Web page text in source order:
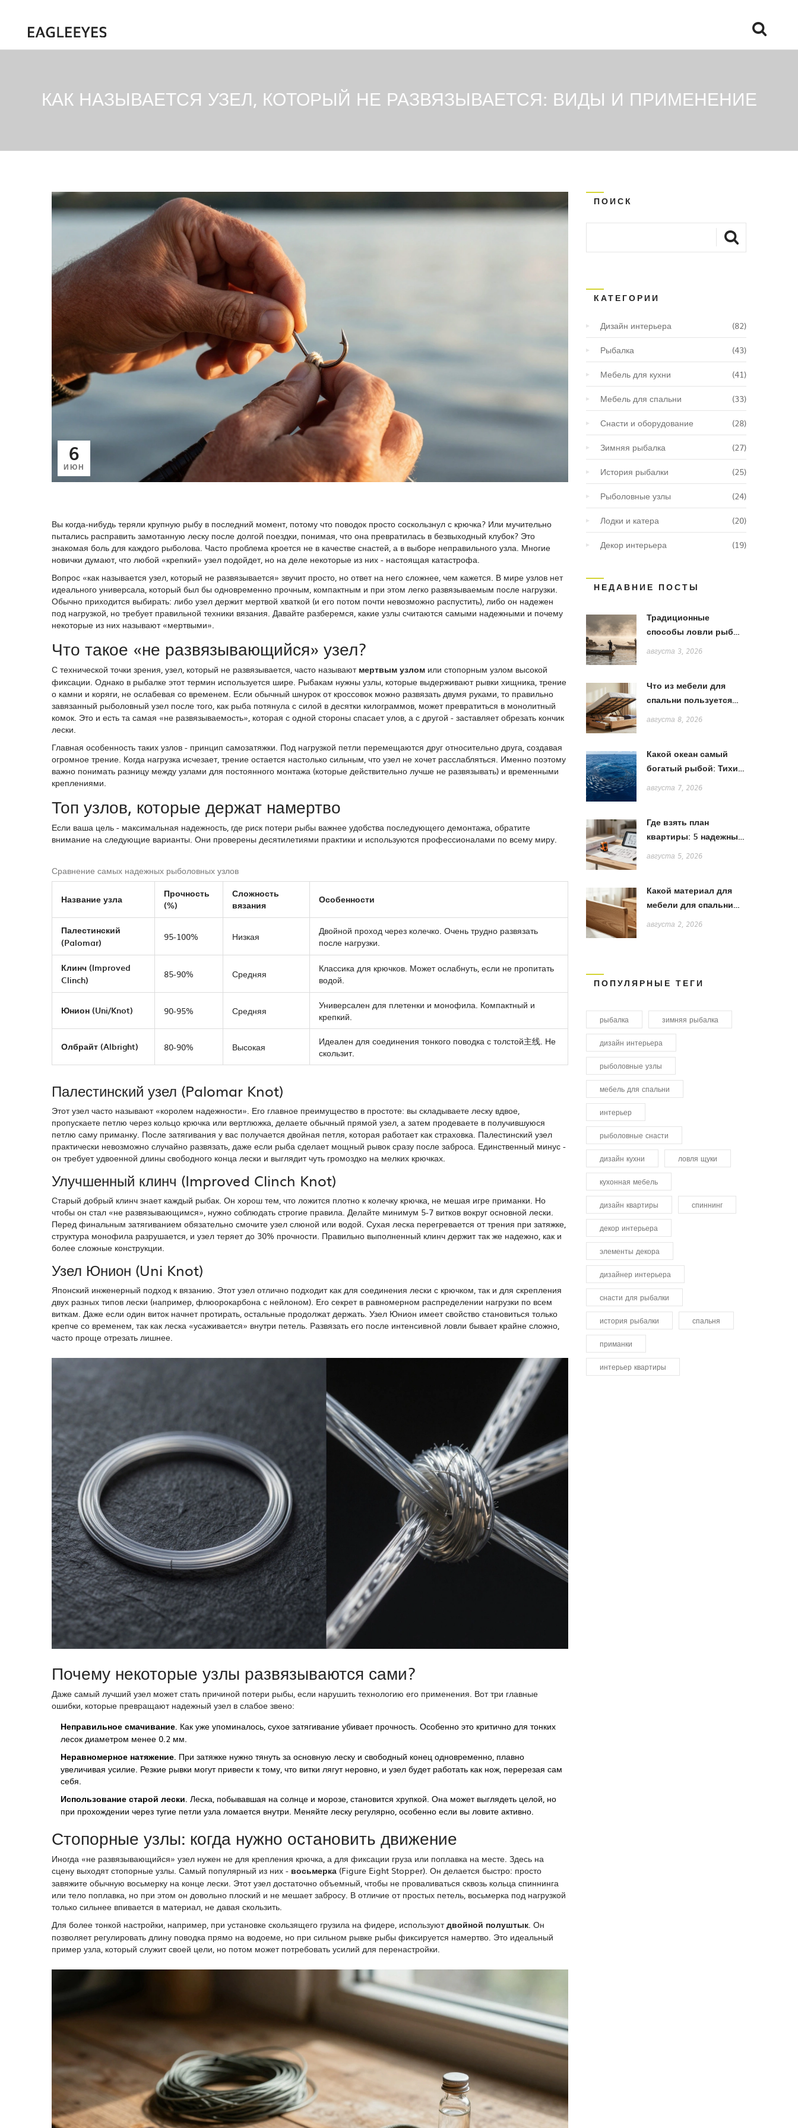
КАК НАЗЫВАЕТСЯ УЗЕЛ, КОТОРЫЙ НЕ РАЗВЯЗЫВАЕТСЯ: ВИДЫ И ПРИМЕНЕНИЕ
6
ИЮН
Вы когда-нибудь теряли крупную рыбу в последний момент, потому что поводок просто соскользнул с крючка? Или мучительно
пытались расправить замотанную леску после долгой поездки, понимая, что она превратилась в безвыходный клубок? Это
знакомая боль для каждого рыболова. Часто проблема кроется не в качестве снастей, а в выборе неправильного узла. Многие
новички думают, что любой «крепкий» узел подойдет, но на деле некоторые из них - настоящая катастрофа.
Вопрос «как называется узел, который не развязывается» звучит просто, но ответ на него сложнее, чем кажется. В мире узлов нет
идеального универсала, который был бы одновременно прочным, компактным и при этом легко развязываемым после нагрузки.
Обычно приходится выбирать: либо узел держит мертвой хваткой (и его потом почти невозможно распустить), либо он надежен
под нагрузкой, но требует правильной техники вязания. Давайте разберемся, какие узлы считаются самыми надежными и почему
некоторые из них называют «мертвыми».
Что такое «не развязывающийся» узел?
С технической точки зрения, узел, который не развязывается, часто называют мертвым узлом или стопорным узлом высокой
фиксации. Однако в рыбалке этот термин используется шире. Рыбакам нужны узлы, которые выдерживают рывки хищника, трение
о камни и коряги, не ослабевая со временем. Если обычный шнурок от кроссовок можно развязать двумя руками, то правильно
завязанный рыболовный узел после того, как рыба потянула с силой в десятки килограммов, может превратиться в монолитный
комок. Это и есть та самая «не развязываемость», которая с одной стороны спасает улов, а с другой - заставляет обрезать кончик
лески.
Главная особенность таких узлов - принцип самозатяжки. Под нагрузкой петли перемещаются друг относительно друга, создавая
огромное трение. Когда нагрузка исчезает, трение остается настолько сильным, что узел не хочет расслабляться. Именно поэтому
важно понимать разницу между узлами для постоянного монтажа (которые действительно лучше не развязывать) и временными
креплениями.
Топ узлов, которые держат намертво
Если ваша цель - максимальная надежность, где риск потери рыбы важнее удобства последующего демонтажа, обратите
внимание на следующие варианты. Они проверены десятилетиями практики и используются профессионалами по всему миру.
Сравнение самых надежных рыболовных узлов
Название узла
Прочность
(%)
Сложность
вязания
Особенности
Палестинский
(Palomar)
95-100% Низкая
Двойной проход через колечко. Очень трудно развязать
после нагрузки.
Клинч (Improved
Clinch)
85-90% Средняя
Классика для крючков. Может ослабнуть, если не пропитать
водой.
Юнион (Uni/Knot) 90-95% Средняя
Универсален для плетенки и монофила. Компактный и
крепкий.
Олбрайт (Albright) 80-90% Высокая
Идеален для соединения тонкого поводка с толстой主线. Не
скользит.
Палестинский узел (Palomar Knot)
Этот узел часто называют «королем надежности». Его главное преимущество в простоте: вы складываете леску вдвое,
пропускаете петлю через кольцо крючка или вертлюжка, делаете обычный прямой узел, а затем продеваете в получившуюся
петлю саму приманку. После затягивания у вас получается двойная петля, которая работает как страховка. Палестинский узел
практически невозможно случайно развязать, даже если рыба сделает мощный рывок сразу после заброса. Единственный минус -
он требует удвоенной длины свободного конца лески и выглядит чуть громоздко на мелких крючках.
Улучшенный клинч (Improved Clinch Knot)
Старый добрый клинч знает каждый рыбак. Он хорош тем, что ложится плотно к колечку крючка, не мешая игре приманки. Но
чтобы он стал «не развязывающимся», нужно соблюдать строгие правила. Делайте минимум 5-7 витков вокруг основной лески.
Перед финальным затягиванием обязательно смочите узел слюной или водой. Сухая леска перегревается от трения при затяжке,
структура монофила разрушается, и узел теряет до 30% прочности. Правильно выполненный клинч держит так же надежно, как и
более сложные конструкции.
Узел Юнион (Uni Knot)
Японский инженерный подход к вязанию. Этот узел отлично подходит как для соединения лески с крючком, так и для скрепления
двух разных типов лески (например, флюорокарбона с нейлоном). Его секрет в равномерном распределении нагрузки по всем
виткам. Даже если один виток начнет протирать, остальные продолжат держать. Узел Юнион имеет свойство становиться только
крепче со временем, так как леска «усаживается» внутри петель. Развязать его после интенсивной ловли бывает крайне сложно,
часто проще отрезать лишнее.
Почему некоторые узлы развязываются сами?
Даже самый лучший узел может стать причиной потери рыбы, если нарушить технологию его применения. Вот три главные
ошибки, которые превращают надежный узел в слабое звено:
Неправильное смачивание. Как уже упоминалось, сухое затягивание убивает прочность. Особенно это критично для тонких
лесок диаметром менее 0.2 мм.
Неравномерное натяжение. При затяжке нужно тянуть за основную леску и свободный конец одновременно, плавно
увеличивая усилие. Резкие рывки могут привести к тому, что витки лягут неровно, и узел будет работать как нож, перерезая сам
себя.
Использование старой лески. Леска, побывавшая на солнце и морозе, становится хрупкой. Она может выглядеть целой, но
при прохождении через тугие петли узла ломается внутри. Меняйте леску регулярно, особенно если вы ловите активно.
Стопорные узлы: когда нужно остановить движение
Иногда «не развязывающийся» узел нужен не для крепления крючка, а для фиксации груза или поплавка на месте. Здесь на
сцену выходят стопорные узлы. Самый популярный из них - восьмерка (Figure Eight Stopper). Он делается быстро: просто
завяжите обычную восьмерку на конце лески. Этот узел достаточно объемный, чтобы не проваливаться сквозь кольца спиннинга
или тело поплавка, но при этом он довольно плоский и не мешает забросу. В отличие от простых петель, восьмерка под нагрузкой
только сильнее впивается в материал, не давая скользить.
Для более тонкой настройки, например, при установке скользящего грузила на фидере, используютдвойной полуштык . Он
позволяет регулировать длину поводка прямо на водоеме, но при сильном рывке рыбы фиксируется намертво. Это идеальный
пример узла, который служит своей цели, но потом может потребовать усилий для перенастройки.
ПОИСК
КАТЕГОРИИ
Дизайн интерьера (82)
Рыбалка (43)
Мебель для кухни (41)
Мебель для спальни (33)
Снасти и оборудование (28)
Зимняя рыбалка (27)
История рыбалки (25)
Рыболовные узлы (24)
Лодки и катера (20)
Декор интерьера (19)
НЕДАВНИЕ ПОСТЫ
Традиционные
способы ловли рыбы
в Японии: от жаберных
августа 3, 2026
Что из мебели для
спальни пользуется
спросом в 2026 году:
августа 8, 2026
Какой океан самый
богатый рыбой: Тихий,
Атлантический или
августа 7, 2026
Где взять план
квартиры: 5 надежных
способов получить
августа 5, 2026
Какой материал для
мебели для спальни
лучше: сравнение
августа 2, 2026
ПОПУЛЯРНЫЕ ТЕГИ
рыбалка зимняя рыбалка
дизайн интерьера
рыболовные узлы
мебель для спальни
интерьер
рыболовные снасти
дизайн кухни ловля щуки
кухонная мебель
дизайн квартиры спиннинг
декор интерьера
элементы декора
дизайнер интерьера
снасти для рыбалки
история рыбалки спальня
приманки
интерьер квартиры